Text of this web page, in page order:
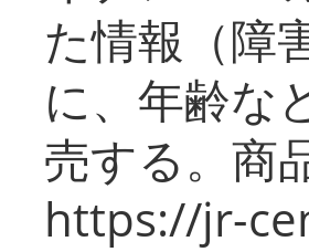
た情報（障
に、年齢な
売する。商
https://jr-